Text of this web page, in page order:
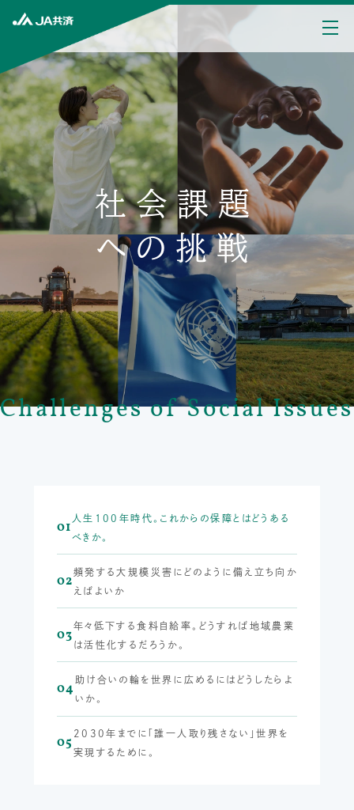
社会課題
への挑戦
Challenges of Social Issues
01
人生100年時代。これからの保障とはどうある
べきか。
02
頻発する大規模災害にどのように備え立ち向か
えばよいか
03
年々低下する食料自給率。どうすれば地域農業
は活性化するだろうか。
04
助け合いの輪を世界に広めるにはどうしたらよ
いか。
05
2030年までに「誰一人取り残さない」世界を
実現するために。